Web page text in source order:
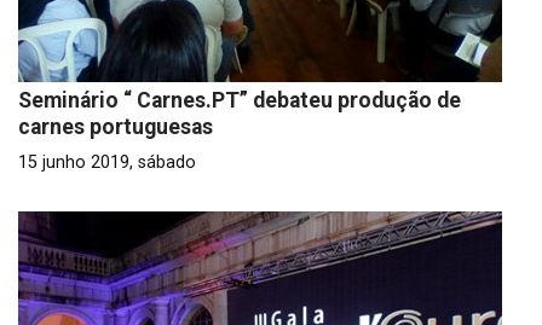
Seminário “ Carnes.PT” debateu produção de
carnes portuguesas
15 junho 2019, sábado